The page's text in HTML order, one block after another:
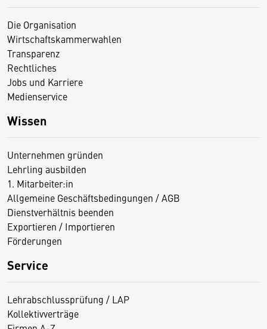
Die Organisation
Wirtschaftskammerwahlen
Transparenz
Rechtliches
Jobs und Karriere
Medienservice
Wissen
Unternehmen gründen
Lehrling ausbilden
1. Mitarbeiter:in
Allgemeine Geschäftsbedingungen / AGB
Dienstverhältnis beenden
Exportieren / Importieren
Förderungen
Service
Lehrabschlussprüfung / LAP
Kollektivverträge